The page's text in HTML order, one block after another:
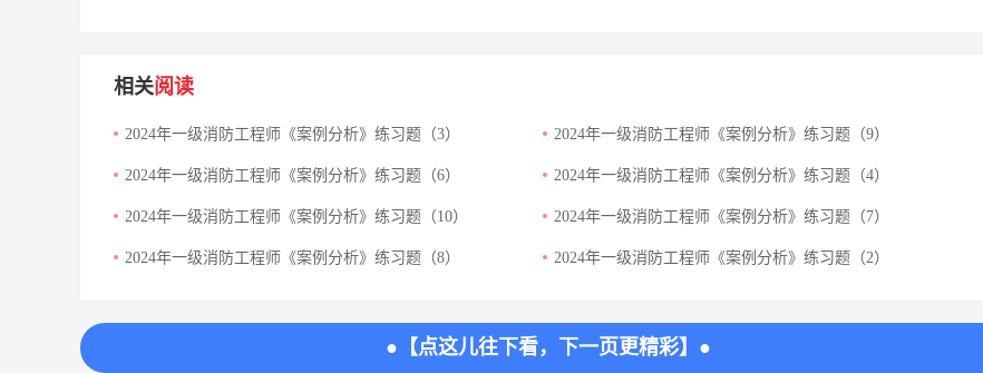
相关阅读
2024年一级消防工程师《案例分析》练习题（3） 2024年一级消防工程师《案例分析》练习题（9）
2024年一级消防工程师《案例分析》练习题（6） 2024年一级消防工程师《案例分析》练习题（4）
2024年一级消防工程师《案例分析》练习题（10） 2024年一级消防工程师《案例分析》练习题（7）
2024年一级消防工程师《案例分析》练习题（8） 2024年一级消防工程师《案例分析》练习题（2）
●【点这儿往下看，下一页更精彩】●